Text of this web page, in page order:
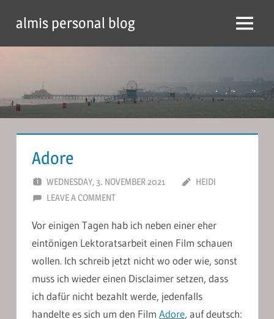
content
almis personal blog Menu
Adore
WEDNESDAY, 3. NOVEMBER 2021
HEIDI
LEAVE A COMMENT
Vor einigen Tagen hab ich neben einer eher
eintönigen Lektoratsarbeit einen Film schauen
wollen. Ich schreib jetzt nicht wo oder wie, sonst
muss ich wieder einen Disclaimer setzen, dass
ich dafür nicht bezahlt werde, jedenfalls
handelte es sich um den Film Adore, auf deutsch: